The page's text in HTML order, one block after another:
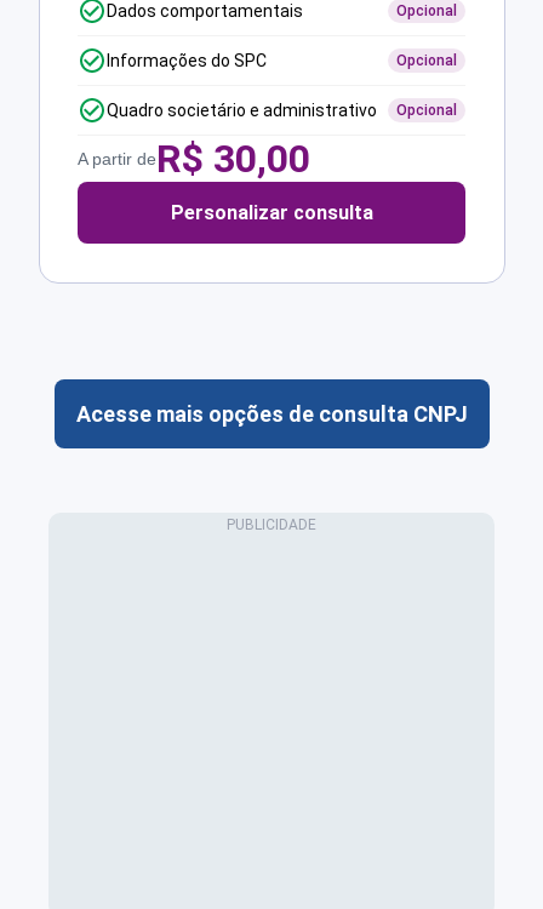
Dados comportamentais Opcional
Informações do SPC Opcional
Quadro societário e administrativo Opcional
A partir deR$ 30,00
Personalizar consulta
Acesse mais opções de consulta CNPJ